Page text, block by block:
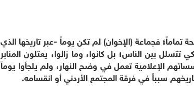
فجماعة (الإخوان) لم تكن يوماً -عبر تاريخها الذي
بين الناس؛ بل كانوا، وما زالوا، يعتلون المنابر
الإعلامية تعمل في وضح النهار، ولم يلجأوا يوماً
سبباً في فرقة المجتمع الأردني أو انقسامه.